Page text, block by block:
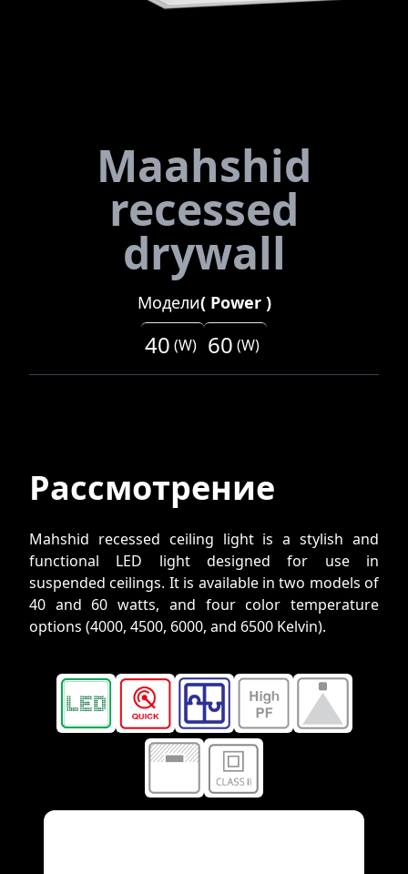
Maahshid
recessed
drywall
Модели( Power)
40 (W) 60 (W)
Рассмотрение
Mahshid recessed ceiling light is a stylish and
functional LED light designed for use in
suspended ceilings. It is available in two models of
40 and 60 watts, and four color temperature
options (4000, 4500, 6000, and 6500 Kelvin).